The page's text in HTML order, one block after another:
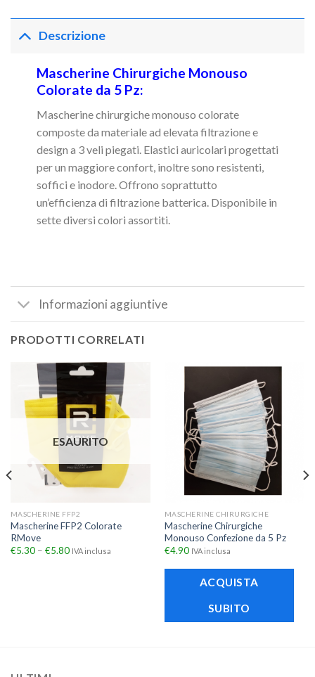
Descrizione
Mascherine Chirurgiche Monouso
Colorate da 5 Pz:
Mascherine chirurgiche monouso colorate
composte da materiale ad elevata filtrazione e
design a 3 veli piegati. Elastici auricolari progettati
per un maggiore confort, inoltre sono resistenti,
soffici e inodore. Offrono soprattutto
un’efficienza di filtrazione batterica. Disponibile in
sette diversi colori assortiti.
Informazioni aggiuntive
PRODOTTI CORRELATI
ESAURITO
MASCHERINE FFP2
Mascherine FFP2 Colorate
RMove
€5.30– €5.80 IVA inclusa
MASCHERINE CHIRURGICHE
Mascherine Chirurgiche
Monouso Confezione da 5 Pz
€4.90 IVA inclusa
ACQUISTA
SUBITO